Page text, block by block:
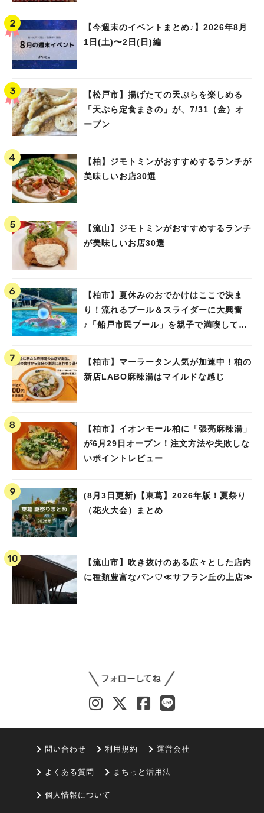
【今週末のイベントまとめ♪】2026年8月
1日(土)〜2日(日)編
【松戸市】揚げたての天ぷらを楽しめる
「天ぷら定食まきの」が、7/31（金）オ
ープン
【柏】ジモトミンがおすすめするランチが
美味しいお店30選
【流山】ジモトミンがおすすめするランチ
が美味しいお店30選
【柏市】夏休みのおでかけはここで決ま
り！流れるプール＆スライダーに大興奮
♪「船戸市民プール」を親子で満喫してき
【柏市】マーラータン人気が加速中！柏の
新店LABO麻辣湯はマイルドな感じ
【柏市】イオンモール柏に「張亮麻辣湯」
が6月29日オープン！注文方法や失敗しな
いポイントレビュー
(8月3日更新)【東葛】2026年版！夏祭り
（花火大会）まとめ
【流山市】吹き抜けのある広々とした店内
に種類豊富なパン♡≪サフラン丘の上店≫
問い合わせ 利用規約 運営会社
よくある質問 まちっと活用法
個人情報について